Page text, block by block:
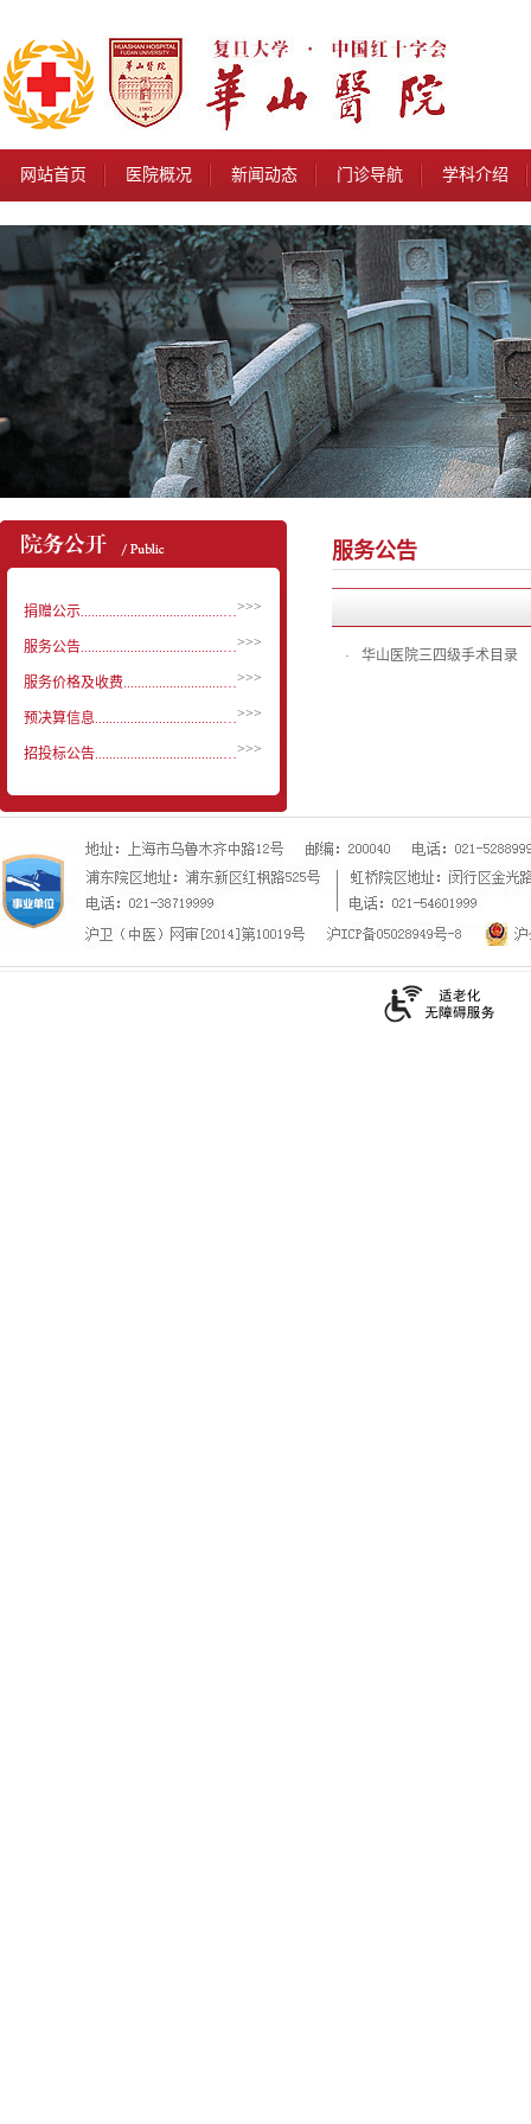
网站首页 医院概况 新闻动态 门诊导航 学科介绍
捐赠公示..............................................>>>
服务公告..............................................>>>
服务价格及收费..............................................>>>
预决算信息..............................................>>>
招投标公告..............................................>>>
服务公告
· 华山医院三四级手术目录